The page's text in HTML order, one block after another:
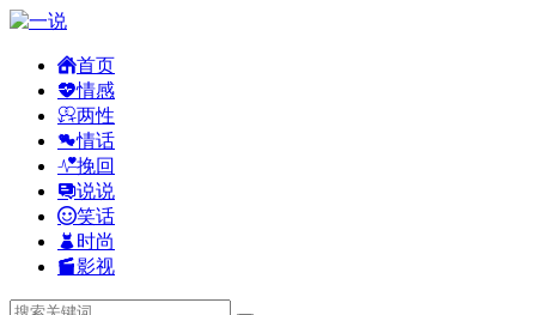
首页
情感
两性
情话
挽回
说说
笑话
时尚
影视